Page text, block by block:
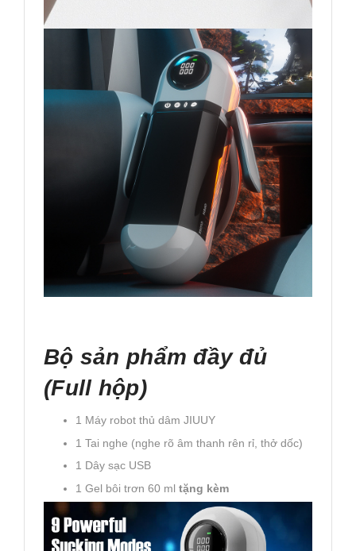
Bộ sản phẩm đầy đủ
(Full hộp)
1 Máy robot thủ dâm JIUUY
1 Tai nghe (nghe rõ âm thanh rên rỉ, thở dốc)
1 Dây sạc USB
1 Gel bôi trơn 60 ml tặng kèm